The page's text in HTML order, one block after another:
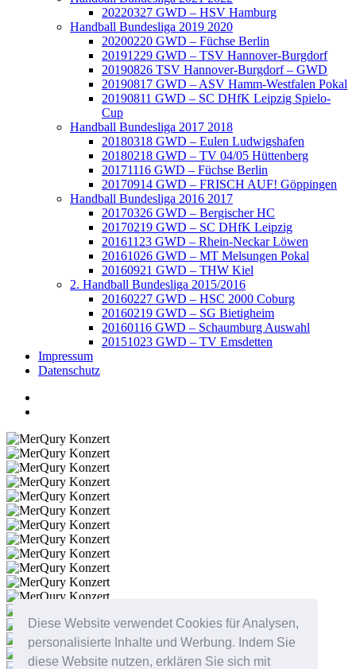
Diese Website verwendet Cookies für Analysen,
personalisierte Inhalte und Werbung. Indem Sie
diese Website nutzen, erklären Sie sich mit
20220327 GWD – HSV Hamburg
Handball Bundesliga 2019 2020
20200220 GWD – Füchse Berlin
20191229 GWD – TSV Hannover-Burgdorf
20190826 TSV Hannover-Burgdorf – GWD
20190817 GWD – ASV Hamm-Westfalen Pokal
20190811 GWD – SC DHfK Leipzig Spielo-
Cup
Handball Bundesliga 2017 2018
20180318 GWD – Eulen Ludwigshafen
20180218 GWD – TV 04/05 Hüttenberg
20171116 GWD – Füchse Berlin
20170914 GWD – FRISCH AUF! Göppingen
Handball Bundesliga 2016 2017
20170326 GWD – Bergischer HC
20170219 GWD – SC DHfK Leipzig
20161123 GWD – Rhein-Neckar Löwen
20161026 GWD – MT Melsungen Pokal
20160921 GWD – THW Kiel
2. Handball Bundesliga 2015/2016
20160227 GWD – HSC 2000 Coburg
20160219 GWD – SG Bietigheim
20160116 GWD – Schaumburg Auswahl
20151023 GWD – TV Emsdetten
Impressum
Datenschutz